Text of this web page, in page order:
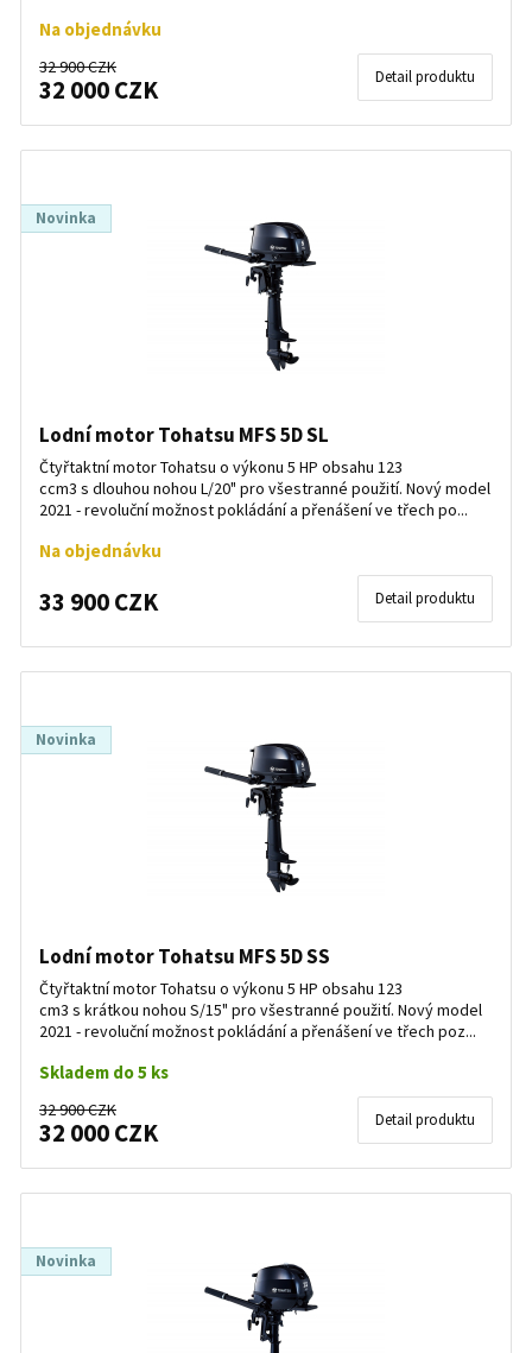
Na objednávku
32 900 CZK
32 000 CZK Detail produktu
Novinka
Lodní motor Tohatsu MFS 5D SL
Čtyřtaktní motor Tohatsu o výkonu 5 HP obsahu 123
ccm3 s dlouhou nohou L/20" pro všestranné použití. Nový model
2021 - revoluční možnost pokládání a přenášení ve třech po...
Na objednávku
33 900 CZK Detail produktu
Novinka
Lodní motor Tohatsu MFS 5D SS
Čtyřtaktní motor Tohatsu o výkonu 5 HP obsahu 123
cm3 s krátkou nohou S/15" pro všestranné použití. Nový model
2021 - revoluční možnost pokládání a přenášení ve třech poz...
Skladem do 5 ks
32 900 CZK
32 000 CZK Detail produktu
Novinka